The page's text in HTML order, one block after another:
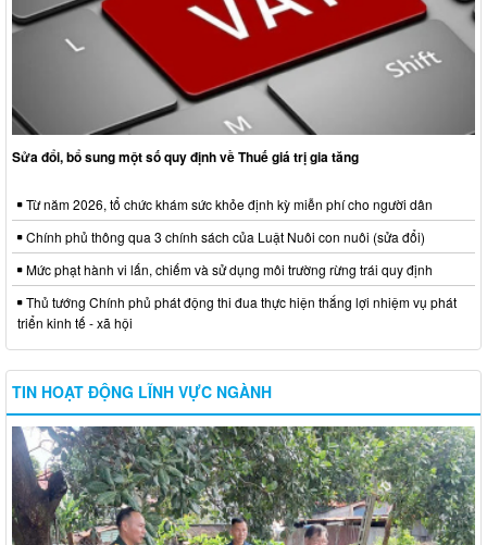
Sửa đổi, bổ sung một số quy định về Thuế giá trị gia tăng
Từ năm 2026, tổ chức khám sức khỏe định kỳ miễn phí cho người dân
Chính phủ thông qua 3 chính sách của Luật Nuôi con nuôi (sửa đổi)
Mức phạt hành vi lấn, chiếm và sử dụng môi trường rừng trái quy định
Thủ tướng Chính phủ phát động thi đua thực hiện thắng lợi nhiệm vụ phát
triển kinh tế - xã hội
TIN HOẠT ĐỘNG LĨNH VỰC NGÀNH